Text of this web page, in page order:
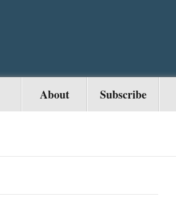
About Subscribe